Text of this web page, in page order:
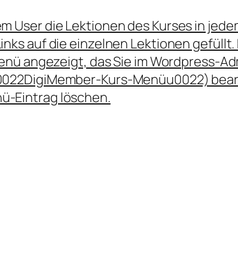
User die Lektionen des Kurses in
auf die einzelnen Lektionen gefüllt.
angezeigt, das Sie im Wordpress-
Kurs-Menüu0022)
Eintrag löschen.